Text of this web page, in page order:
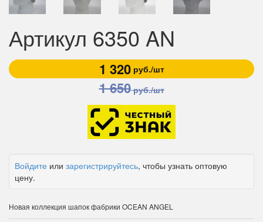
Артикул 6350 AN
1 320руб./шт
1 650руб./шт
Войдите или зарегистрируйтесь, чтобы узнать оптовую
цену.
Новая коллекция шапок фабрики OCEAN ANGEL